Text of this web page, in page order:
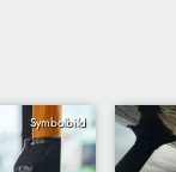
Symbolbild